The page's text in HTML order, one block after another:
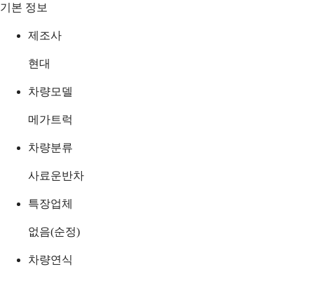
기본 정보
제조사
현대
차량모델
메가트럭
차량분류
사료운반차
특장업체
없음(순정)
차량연식